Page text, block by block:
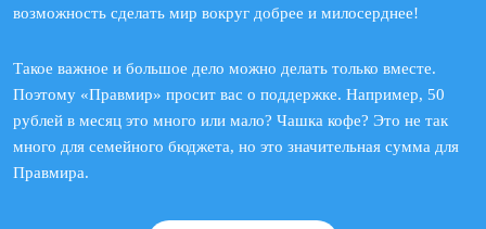
возможность сделать мир вокруг добрее и милосерднее!
Такое важное и большое дело можно делать только вместе.
Поэтому «Правмир» просит вас о поддержке. Например, 50
рублей в месяц это много или мало? Чашка кофе? Это не так
много для семейного бюджета, но это значительная сумма для
Правмира.